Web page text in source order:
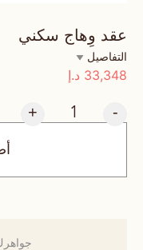
عقد وِهاج سكني
التفاصيل
33,348 د.إ
-
+